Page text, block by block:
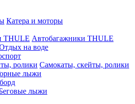
Катера и моторы
Автобагажники THULE
на воде
Самокаты, скейты, ролики
лыжи
лыжи